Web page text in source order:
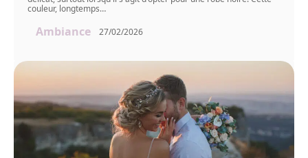
couleur, longtemps…
Ambiance 27/02/2026